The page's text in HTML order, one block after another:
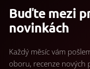
Buďte mezi
novinkách
Každý měsíc vám
oboru, recenze nových